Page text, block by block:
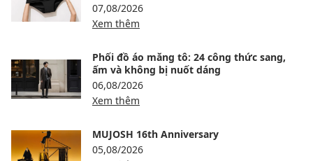
07,08/2026
Xem thêm
Phối đồ áo măng tô: 24 công thức sang,
ấm và không bị nuốt dáng
06,08/2026
Xem thêm
MUJOSH 16th Anniversary
05,08/2026